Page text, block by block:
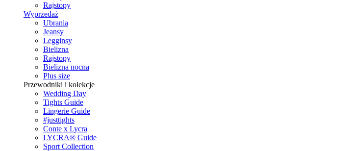
Rajstopy
Wyprzedaż
Ubrania
Jeansy
Legginsy
Bielizna
Rajstopy
Bielizna nocna
Plus size
Przewodniki i kolekcje
Wedding Day
Tights Guide
Lingerie Guide
#justtights
Conte x Lycra
LYCRA® Guide
Sport Сollection